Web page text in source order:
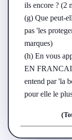
ils encore ? (2
(g) Que peut-
pas 'les
marques)
(h) En vous
EN
entend par 'la
pour elle le